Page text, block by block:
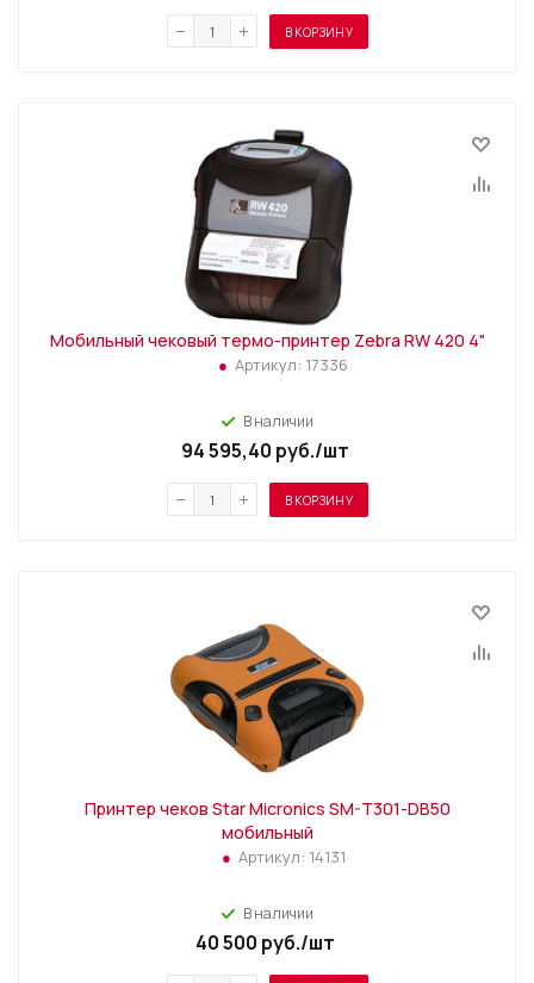
В КОРЗИНУ
Мобильный чековый термо-принтер Zebra RW 420 4"
Артикул: 17336
В наличии
94 595,40 руб./шт
В КОРЗИНУ
Принтер чеков Star Micronics SM-T301-DB50
мобильный
Артикул: 14131
В наличии
40 500 руб./шт